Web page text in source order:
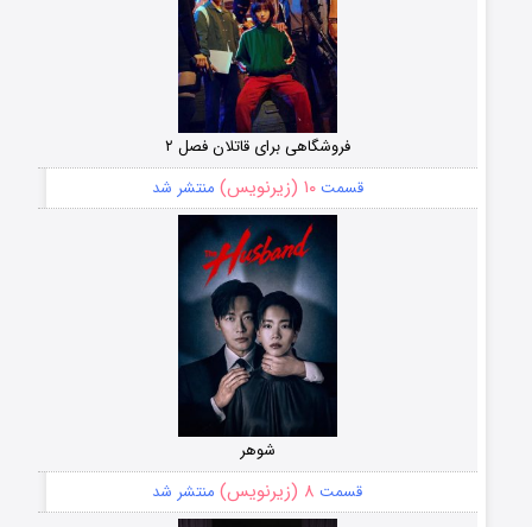
فروشگاهی برای قاتلان فصل ۲
قسمت۱۰ (زیرنویس) منتشر شد
شوهر
قسمت ۸ (زیرنویس) منتشر شد